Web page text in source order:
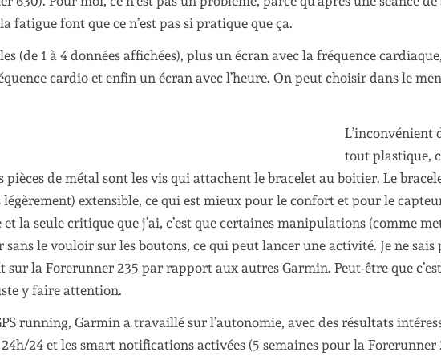
fatigue font que ce n’est pas si pratique que ça.
(de 1 à 4 données affichées), plus un écran avec la fréquence
cardio et enfin un écran avec l’heure. On peut choisir dans le
L’inconvénient
tout plastique,
pièces de métal sont les vis qui attachent le bracelet au boitier. Le
extensible, ce qui est mieux pour le confort et pour le
la seule critique que j’ai, c’est que certaines manipulations (comme
le vouloir sur les boutons, ce qui peut lancer une activité. Je ne sais
la Forerunner 235 par rapport aux autres Garmin. Peut-être que c’est
y faire attention.
running, Garmin a travaillé sur l’autonomie, avec des résultats
24 et les smart notifications activées (5 semaines pour la Forerunner